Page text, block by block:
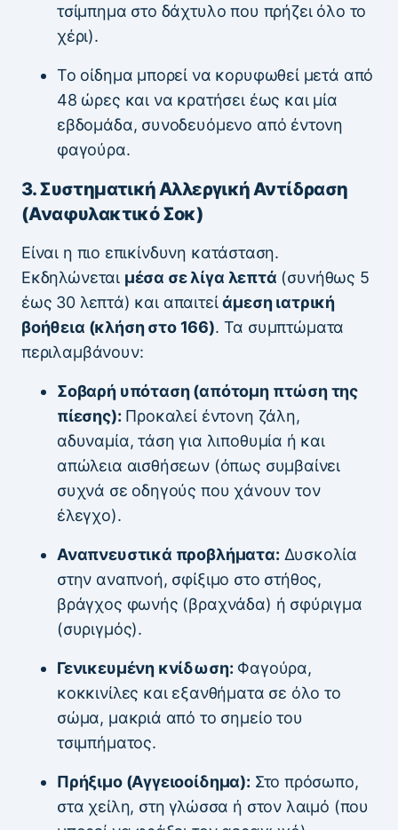
τσίμπημα στο δάχτυλο που πρήζει όλο το
χέρι).
Το οίδημα μπορεί να κορυφωθεί μετά από
48 ώρες και να κρατήσει έως και μία
εβδομάδα, συνοδευόμενο από έντονη
φαγούρα.
3. Συστηματική Αλλεργική Αντίδραση
(Αναφυλακτικό Σοκ)
Είναι η πιο επικίνδυνη κατάσταση.
Εκδηλώνεται μέσα σε λίγα λεπτά (συνήθως 5
έως 30 λεπτά) και απαιτείάμεση ιατρική
βοήθεια (κλήση στο 166). Τα συμπτώματα
περιλαμβάνουν:
Σοβαρή υπόταση (απότομη πτώση της
πίεσης): Προκαλεί έντονη ζάλη,
αδυναμία, τάση για λιποθυμία ή και
απώλεια αισθήσεων (όπως συμβαίνει
συχνά σε οδηγούς που χάνουν τον
έλεγχο).
Αναπνευστικά προβλήματα: Δυσκολία
στην αναπνοή, σφίξιμο στο στήθος,
βράγχος φωνής (βραχνάδα) ή σφύριγμα
(συριγμός).
Γενικευμένη κνίδωση: Φαγούρα,
κοκκινίλες και εξανθήματα σε όλο το
σώμα, μακριά από το σημείο του
τσιμπήματος.
Πρήξιμο (Αγγειοοίδημα): Στο πρόσωπο,
στα χείλη, στη γλώσσα ή στον λαιμό (που